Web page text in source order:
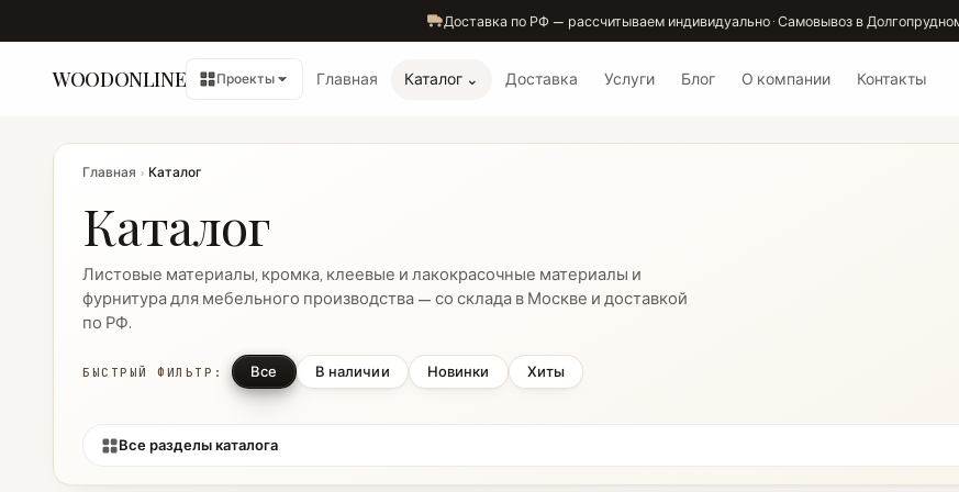
Доставка по РФ — рассчитываем индивидуально · Самовывоз в
WOODONLINE Проекты Главная Каталог ⌄ Доставка Услуги Блог О компании Контакты
Главная › Каталог
Каталог
Листовые материалы, кромка, клеевые и лакокрасочные материалы и
фурнитура для мебельного производства — со склада в Москве и доставкой
по РФ.
Все разделы каталога
БЫСТРЫЙ ФИЛЬТР: Все В наличии Новинки Хиты